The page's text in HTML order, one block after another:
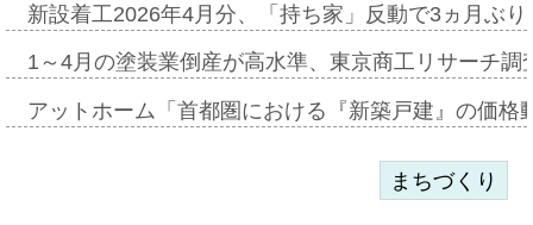
新設着工2026年4月分、「持ち家」反動で3ヵ月ぶ
1～4月の塗装業倒産が高水準、東京商工リサーチ
アットホーム「首都圏における『新築戸建』の価
まちづくり